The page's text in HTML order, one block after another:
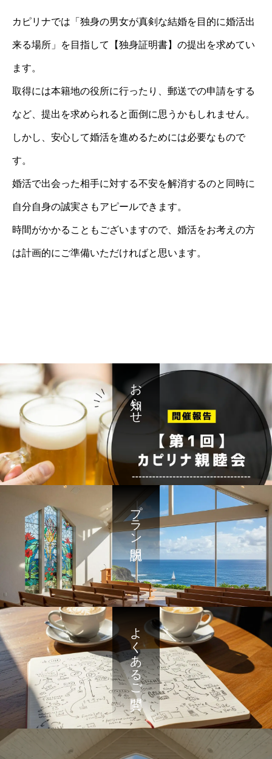
カピリナでは「独身の男女が真剣な結婚を目的に婚活出
来る場所」を目指して【独身証明書】の提出を求めてい
ます。
取得には本籍地の役所に行ったり、郵送での申請をする
など、提出を求められると面倒に思うかもしれません。
しかし、安心して婚活を進めるためには必要なもので
す。
婚活で出会った相手に対する不安を解消するのと同時に
自分自身の誠実さもアピールできます。
時間がかかることもございますので、婚活をお考えの方
は計画的にご準備いただければと思います。
お知らせ
プラン説明
よくあるご質問